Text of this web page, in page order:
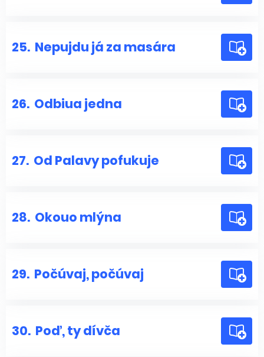
25. Nepujdu já za masára
26. Odbiua jedna
27. Od Palavy pofukuje
28. Okouo mlýna
29. Počúvaj, počúvaj
30. Poď, ty dívča